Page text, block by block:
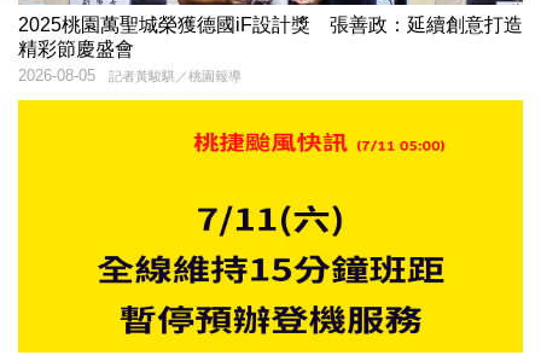
2025桃園萬聖城榮獲德國iF設計獎 張善政：延續創意打造
精彩節慶盛會
記者黃駿騏／桃園報導
2026-08-05